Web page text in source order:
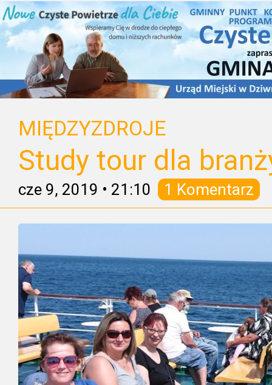
MIĘDZYZDROJE
Study tour dla
cze 9, 2019 • 21:10 1 Komentarz